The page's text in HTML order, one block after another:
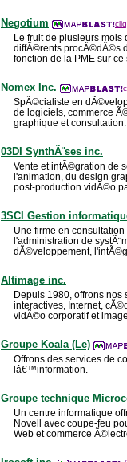
Negotium
Le fruit de plusieurs mois
diffÃ©rents procÃ©dÃ©s
fonction de la PME sur ce
Nomex Inc.
SpÃ©cialiste en
de logiciels, commerce
graphique et consultation.
03DI SynthÃ¨ses inc.
Vente et intÃ©gration de
l'animation, du design
post-production vidÃ©o
3SCI Gestion
Une firme en
l'administration de
dÃ©veloppement,
Altimage inc.
Depuis 1980, offrons nos
interactives, Internet,
vidÃ©o corporatif et
Groupe Koala (Le)
Offrons des services de
lâ€™information.
Groupe technique
Un centre informatique
Novell avec coupe-feu
Web et commerce